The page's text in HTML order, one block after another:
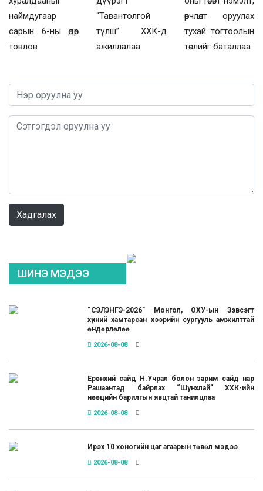
наймдугаар
сарын 6-ны өдөр
товлов
“Тавантолгой
түлш” ХХК-д
ажиллалаа
өөрчлөлт оруулах
тухай тогтоолын
төслийг баталлаа
Хадгалах
ШИНЭ МЭДЭЭ
“СЭЛЭНГЭ-2026” Монгол, ОХУ-ын Зэвсэгт
хүчний хамтарсан хээрийн сургууль амжилттай
өндөрлөлөө
2026-08-08
Ерөнхий сайд Н.Учрал болон зарим сайд нар
Рашаантад байрлах “Шунхлай” ХХК-ийн
нөөцийн барилгын явцтай танилцлаа
2026-08-08
Ирэх 10 хоногийн цаг агаарын төвөл мэдээ
2026-08-08